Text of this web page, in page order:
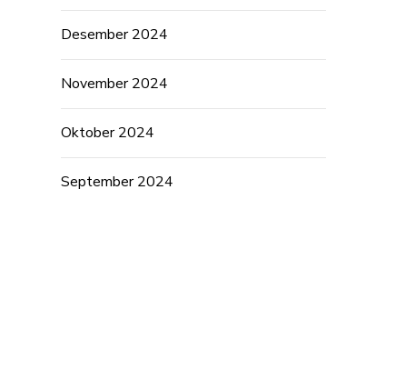
Desember 2024
November 2024
Oktober 2024
September 2024